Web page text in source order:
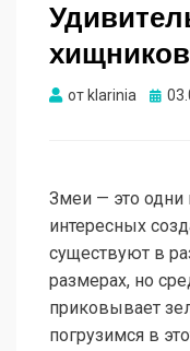
хищников
от klarinia
Змеи — это одни
интересных
существуют в
размерах, но
приковывает
погрузимся в